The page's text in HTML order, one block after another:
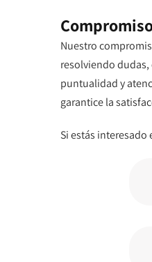
Nuestro
resolviendo
puntualidad y
garantice la
Si estás interesado